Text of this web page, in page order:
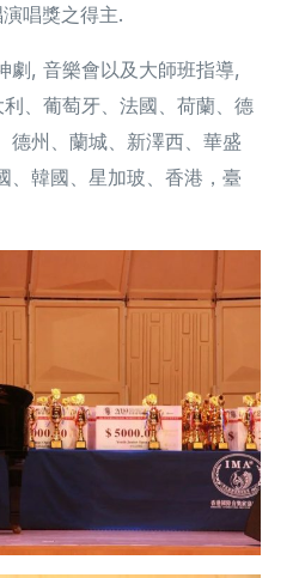
唱獎之得主.
劇, 音樂會以及大師班指導,
、葡萄牙、法國、荷蘭、德
德州、蘭城、新澤西、華盛
、韓國、星加玻、香港，臺